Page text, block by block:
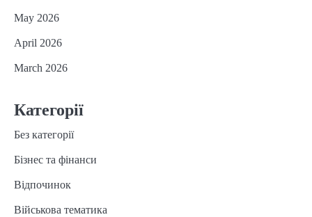
May 2026
April 2026
March 2026
Категорії
Без категорії
Бізнес та фінанси
Відпочинок
Військова тематика